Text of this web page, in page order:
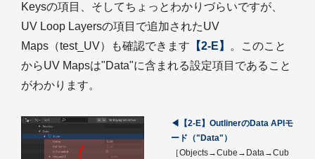
Keysの項目、そしてちょっとわかりづらいですが、
UV Loop Layersの項目で追加されたUV
Maps（test_UV）も確認できます 【2-E】
。このこと
からUV Mapsは"Data"に含まれる設定項目であること
がわかります。
◀【2-E】OutlinerのData APIモ
ード（"Data"）
［Objects→Cube→Data→Cub